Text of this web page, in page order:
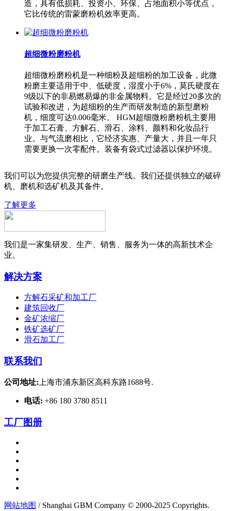
造，具有低损耗、投资小、环保、占地面积小等优点，
它比传统的雷蒙磨粉机效率更高。
超细微粉磨粉机
超细微粉磨粉机是一种细粉及超细粉的加工设备，此微
粉磨主要适用于中、低硬度，湿度小于6%，莫氏硬度在
9级以下的非易燃易爆的非金属物料。它是经过20多次的
试验和改进，为超细粉的生产而研发制造的新型磨粉
机，细度可达0.006毫米。 HGM超细微粉磨粉机主要用
于加工石膏、方解石、滑石、涂料、颜料和化妆品行
业。与气流磨相比，它经济实惠、产量大，并且一年只
需要更换一次零配件。装备有袋式过滤器以保护环境。
我们可以为您提供完整的研磨生产线。我们还提供独立的破碎
机、磨机和选矿机及其备件。
了解更多
我们是一家集研发、生产、销售、服务为一体的高新技术企
业。
解决方案
方解石采矿和加工厂
建筑回收厂
金矿浓缩厂
铁矿选矿厂
滑石加工厂
联系我们
公司地址: 上海市浦东新区高科东路1688号.
电话: +86 180 3780 8511
工厂图册
网站地图 / Shanghai GBM Company © 2000-2025 Copyrights.